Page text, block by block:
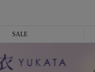
SALE